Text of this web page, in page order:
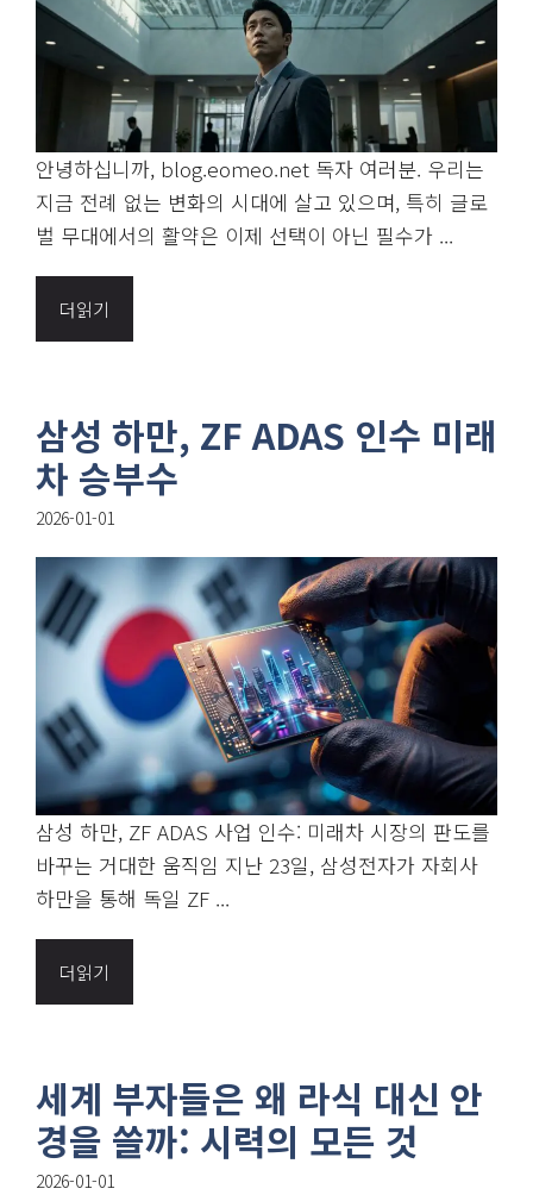
안녕하십니까, blog.eomeo.net 독자 여러분. 우리는
지금 전례 없는 변화의 시대에 살고 있으며, 특히 글로
벌 무대에서의 활약은 이제 선택이 아닌 필수가 ...
더읽기
삼성 하만, ZF ADAS 인수 미래
차 승부수
2026-01-01
삼성 하만, ZF ADAS 사업 인수: 미래차 시장의 판도를
바꾸는 거대한 움직임 지난 23일, 삼성전자가 자회사
하만을 통해 독일 ZF ...
더읽기
세계 부자들은 왜 라식 대신 안
경을 쓸까: 시력의 모든 것
2026-01-01